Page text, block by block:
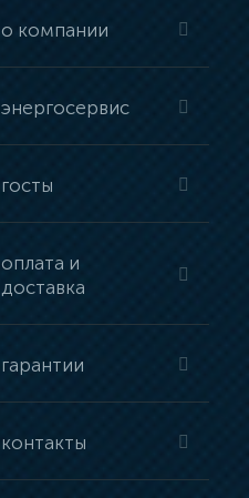
о компании
энергосервис
госты
оплата и
доставка
гарантии
контакты